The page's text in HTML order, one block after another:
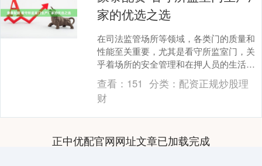
家的优选之选
在司法监管场所等领域，各类门的质量和
性能至关重要，尤其是看守所监室门，关
乎着场所的安全管理和在押人员的生活秩
序。三河市三皇工贸有限公司作为一家在
该领域深耕多年的....
查看： 151 分类： 配资正规炒股理
财
正中优配官网网址文章已加载完成